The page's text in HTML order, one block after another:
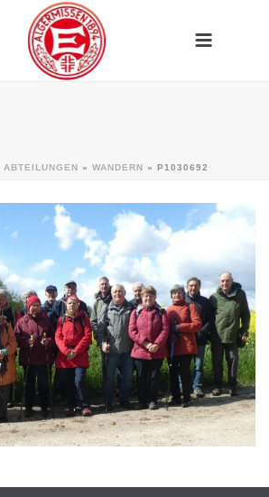
ABTEILUNGEN » WANDERN » P1030692